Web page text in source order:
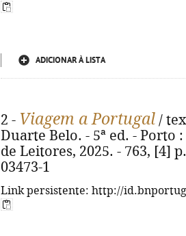
ADICIONAR À LISTA
2 - Viagem a Portugal /
Duarte Belo. - 5ª ed. - Porto
de Leitores, 2025. - 763, [4]
03473-1
Link persistente: http://